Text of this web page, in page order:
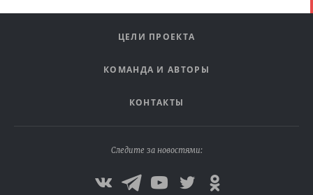
ЦЕЛИ ПРОЕКТА
КОМАНДА И АВТОРЫ
КОНТАКТЫ
Следите за новостями: